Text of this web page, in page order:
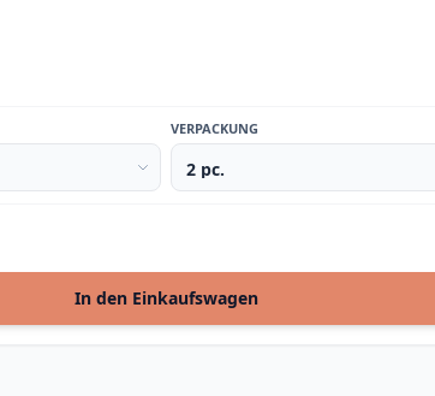
VERPACKUNG
In den Einkaufswagen